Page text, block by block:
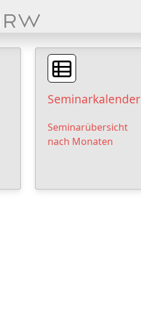
Seminarkalender
Seminarübersicht
nach Monaten